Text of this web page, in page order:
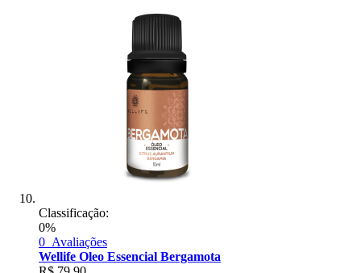
Classificação:
0%
0 Avaliações
Wellife Oleo Essencial Bergamota